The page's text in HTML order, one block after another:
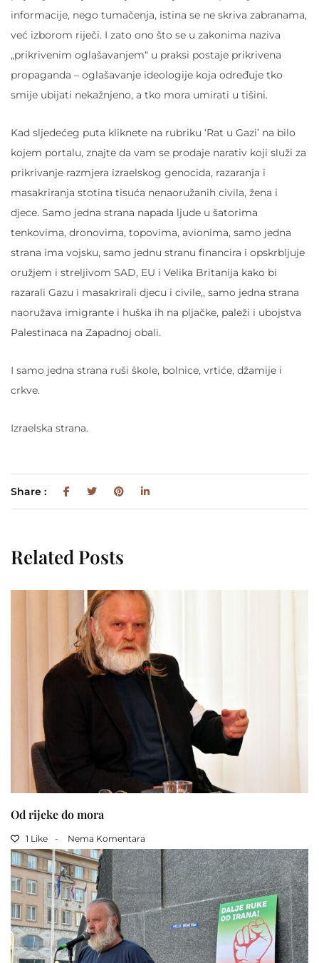
informacije, nego tumačenja, istina se ne skriva zabranama,
već izborom riječi. I zato ono što se u zakonima naziva
„prikrivenim oglašavanjem“ u praksi postaje prikrivena
propaganda – oglašavanje ideologije koja određuje tko
smije ubijati nekažnjeno, a tko mora umirati u tišini.
Kad sljedećeg puta kliknete na rubriku ‘Rat u Gazi’ na bilo
kojem portalu, znajte da vam se prodaje narativ koji služi za
prikrivanje razmjera izraelskog genocida, razaranja i
masakriranja stotina tisuća nenaoružanih civila, žena i
djece. Samo jedna strana napada ljude u šatorima
tenkovima, dronovima, topovima, avionima, samo jedna
strana ima vojsku, samo jednu stranu financira i opskrbljuje
oružjem i streljivom SAD, EU i Velika Britanija kako bi
razarali Gazu i masakrirali djecu i civile,, samo jedna strana
naoružava imigrante i huška ih na pljačke, paleži i ubojstva
Palestinaca na Zapadnoj obali.
I samo jedna strana ruši škole, bolnice, vrtiće, džamije i
crkve.
Izraelska strana.
Share :
Related Posts
Od rijeke do mora
1 Like Nema Komentara